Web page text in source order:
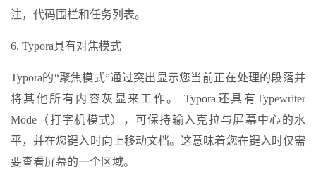
注，代码围栏和任务列表。
6. Typora具有对焦模式
Typora的“聚焦模式”通过突出显示您当前正在处理的段落并
将其他所有内容灰显来工作。 Typora还具有Typewriter
Mode（打字机模式），可保持输入克拉与屏幕中心的水
平，并在您键入时向上移动文档。这意味着您在键入时仅需
要查看屏幕的一个区域。